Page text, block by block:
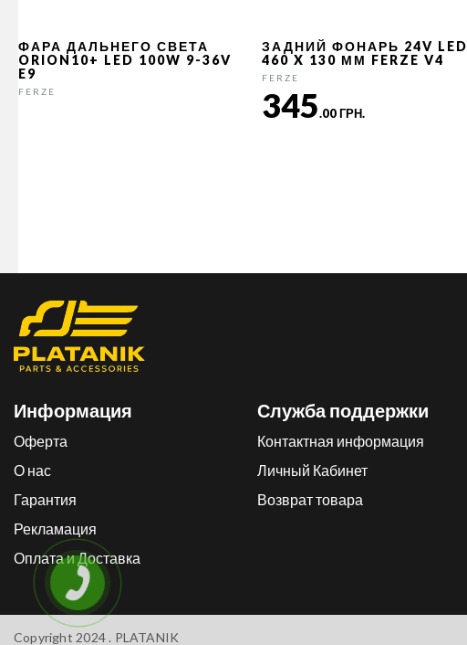
ФАРА ДАЛЬНЕГО СВЕТА
ORION10+ LED 100W 9-36V
E9
FERZE
ЗАДНИЙ ФОНАРЬ 24V LED
460 X 130 ММ FERZE V4
FERZE
345.00 ГРН.
Информация
Оферта
О нас
Гарантия
Рекламация
Оплата и Доставка
Служба поддержки
Контактная информация
Личный Кабинет
Возврат товара
Copyright 2024 . PLATANIK